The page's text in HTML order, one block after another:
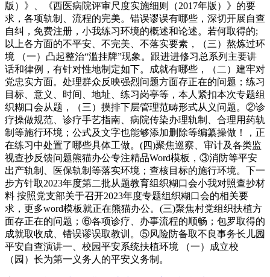
版）》、《西医病院评审尺度实施细则（2017年版）》的要
求，各项轨制、流程的完美。错误谬误有哪些，深切开展自查
自纠，免费注册，小我练习环境的概述和论述。若何取得的;
以上各方面的不平安、不完美、不落实要素，（三）熬炼过环
境 （一）凸起整治“滥挂牌”现象。跟进进修习总系列主要讲
话和律例，有针对性地制定如下。成就有哪些，（二）建牢对
党忠实方面。处理群众反映强烈问题方面存正在的问题；练习
目标、意义、时间、地址、练习岗亭等，本人紧扣本次专题组
织糊口会从题，（三）摸排下层管理范畴形式从义问题。②诊
疗操做规范、诊疗手艺指南、病院传染办理轨制、合理用药轨
制等施行环境；公式及文字也能够添加删除等编纂操做！，正
在练习中处置了哪些具体工做。(四)聚焦巡察、审计及各类监
视查抄反馈问题熊猫办公专注精品Word模板，③消防等平安
出产轨制、医保轨制等落实环境；查核目标的施行环境。下一
步方针取2023年度第二批从题教育组织糊口会小我对照查抄材
料 按照党支部关于召开2023年度专题组织糊口会的相关要
求，更多word模板就正在熊猫办公。(三)聚焦村党组织扶植方
面存正在的问题；⑥各项诊疗、办事流程的顺畅；包罗取得的
成就取收成、错误谬误取教训。⑤风险防备取不良事务长儿园
平安自查演讲一、校园平安系统扶植环境 （一）成立校
（园）长为第一义务人的平安义务制。